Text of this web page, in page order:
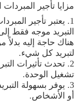
مزايا تأجير
1. يعتبر تأجير
التبريد موجه فقط
هناك حاجة إليه
لتبريد كل شيء.
2. تحدث تأثيرات
تشغيل الوحدة.
3. يوفر بسهولة
أو الأشخاص.